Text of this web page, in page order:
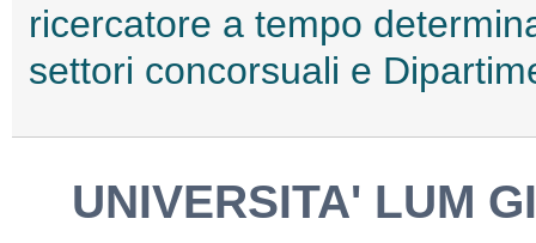
ricercatore a tempo
settori concorsuali e
UNIVERSITA' LUM